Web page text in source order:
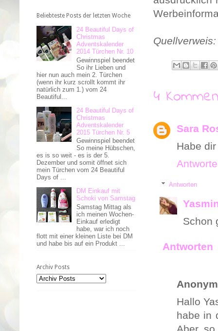
4
Sara
Habe
Antworten
Schon
Antworten
Anonym
Hallo
habe in
Aber
Beliebteste Posts der letzten Woche
24 Beautiful Days of
Christmas
Adventskalender
2014 Türchen Nr. 10
Gewinnspiel beendet
So ihr Lieben und
hier nun auch mein 2. Türchen
(wenn ihr kurz scrollt kommt ihr
natürlich zum 1.) vom 24
Beautiful...
24 Beautiful Days of
Christmas
Adventskalender
2015 Türchen Nr. 5
Gewinnspiel beendet
So meine Hübschen,
es is so weit - es is der 5.
Dezember und somit öffnet sich
mein Türchen vom 24 Beautiful
Days of ...
DM Einkauf mit
Schoki von Samstag
Samstag Mittag als
ich meinen Wochen-
Einkauf erledigt
habe, war ich noch
flott mit einer kleinen Liste bei DM
und habe bis auf ein Produkt ...
Archiv Posts